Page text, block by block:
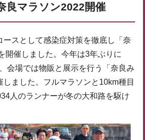
マラソン2022開催
ースとして感染症対策を徹底し「奈
開催しました。今年は3年ぶりに
会場では物販と展示を行う「奈良み
ました。フルマラソンと10km種目
人のランナーが冬の大和路を駆け